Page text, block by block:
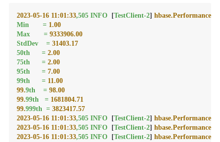
2023-05-16 11:01:33,505 INFO
  [
TestClient-2]
Min
= 1.00
Max
= 9333906.00
StdDev
= 31403.17
50th
= 2.00
75th
= 2.00
95th
= 7.00
99th
= 11.00
99.9th = 98.00
99.99th = 1681804.71
99.999th = 3823417.57
2023-05-16 11:01:33,505 INFO
  [
TestClient-2]
2023-05-16 11:01:33,505 INFO
  [
TestClient-2]
2023-05-16 11:01:33,505 INFO
  [
TestClient-2]